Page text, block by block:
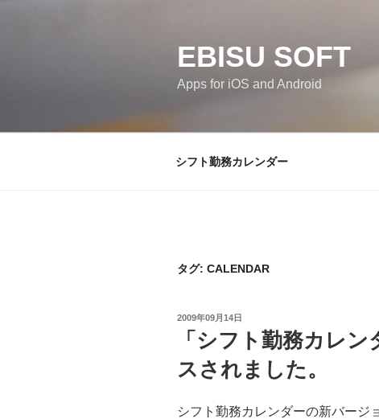
EBISU SOFT
Apps for iOS and Android
シフト勤務カレンダー
タグ: CALENDAR
投
日:
2009年09月14日
「シフト勤務カレ
スされました。
シフト勤務カレンダーの新バージ